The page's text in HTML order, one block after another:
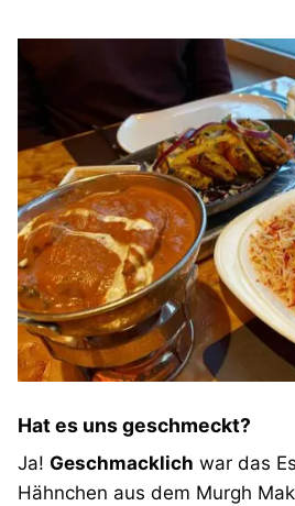
Hat es uns geschmeckt?
Ja! Geschmacklich war das
Hähnchen aus dem Murgh